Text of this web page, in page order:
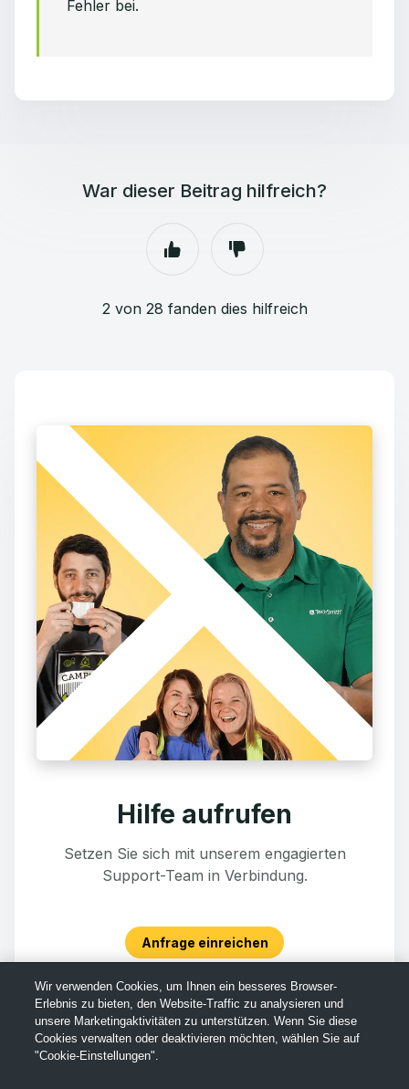
Fehler bei.
War dieser Beitrag hilfreich?
2 von 28 fanden dies hilfreich
Hilfe aufrufen
Setzen Sie sich mit unserem engagierten
Support-Team in Verbindung.
Anfrage einreichen
Wir verwenden Cookies, um Ihnen ein besseres Browser-
Erlebnis zu bieten, den Website-Traffic zu analysieren und
unsere Marketingaktivitäten zu unterstützen. Wenn Sie diese
Cookies verwalten oder deaktivieren möchten, wählen Sie auf
"Cookie-Einstellungen".